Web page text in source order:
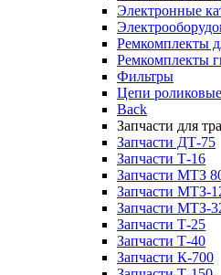
Электронные
Ремкомплекты
Ремкомплекты
Фильтры
Цепи роликовые
Back
Запчасти для
Запчасти ДТ-75
Запчасти Т-16
Запчасти МТЗ
Запчасти МТЗ-
Запчасти МТЗ-
Запчасти Т-25
Запчасти Т-40
Запчасти К-700